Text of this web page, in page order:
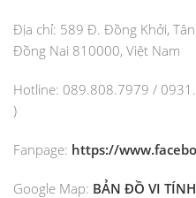
Địa chỉ: 589 Đ. Đồng Khởi,
Đồng Nai 810000, Việt Nam
Hotline: 089.808.7979 /
)
Fanpage: https://
Google Map: BẢN ĐỒ VI